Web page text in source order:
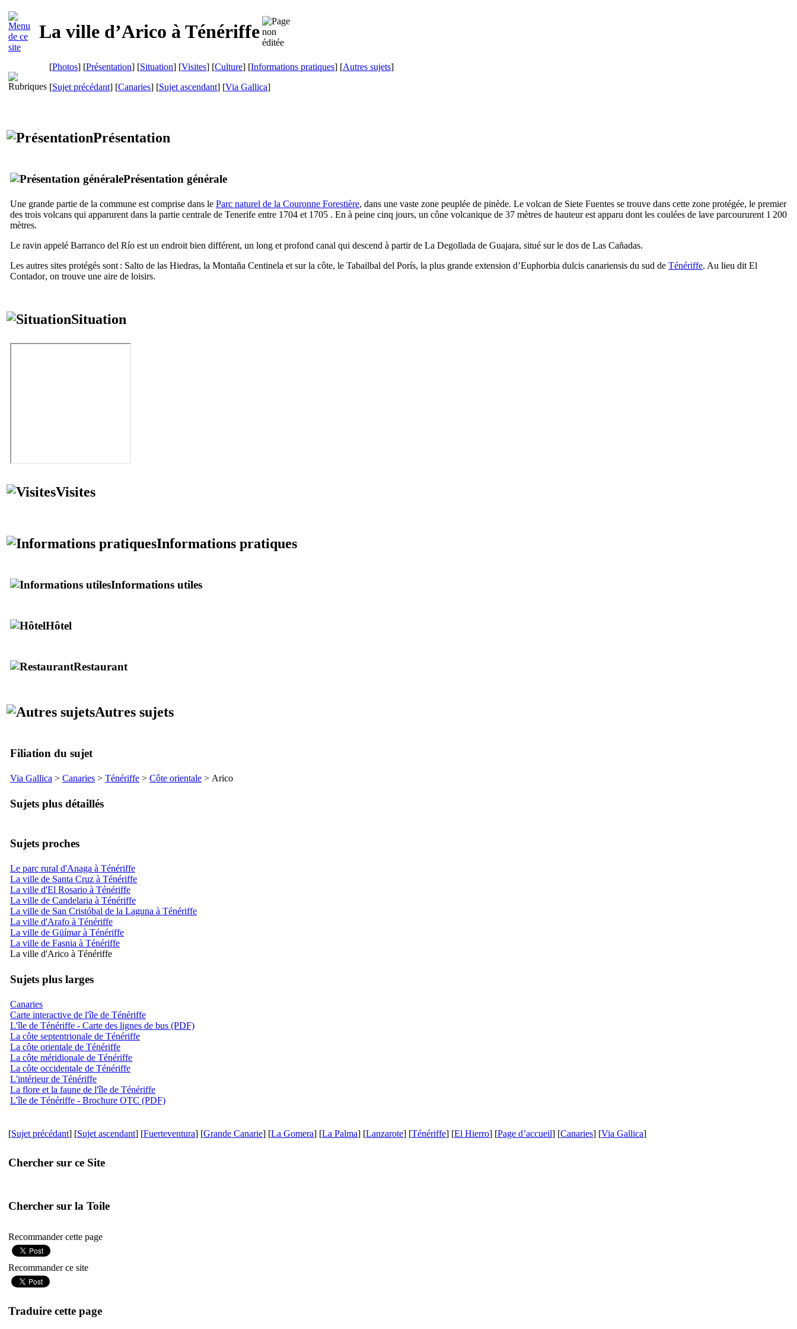
La ville d’Arico à Ténériffe
[Photos] [Présentation] [Situation] [Visites] [Culture] [Informations pratiques] [Autres sujets]
[Sujet précédant] [Canaries] [Sujet ascendant] [Via Gallica]
Présentation
Présentation générale
Une grande partie de la commune est comprise dans le Parc naturel de la Couronne Forestière, dans une vaste zone peuplée de pinède. Le volcan de Siete Fuentes se trouve dans cette zone protégée, le premier
des trois volcans qui apparurent dans la partie centrale de Tenerife entre 1704 et 1705 . En à peine cinq jours, un cône volcanique de 37 mètres de hauteur est apparu dont les coulées de lave parcoururent 1 200
mètres.
Le ravin appelé Barranco del Río est un endroit bien différent, un long et profond canal qui descend à partir de La Degollada de Guajara, situé sur le dos de Las Cañadas.
Les autres sites protégés sont : Salto de las Hiedras, la Montaña Centinela et sur la côte, le Tabailbal del Porís, la plus grande extension d’Euphorbia dulcis canariensis du sud de Ténériffe. Au lieu dit El
Contador, on trouve une aire de loisirs.
Situation
Visites
Informations pratiques
Informations utiles
Hôtel
Restaurant
Autres sujets
Filiation du sujet
Via Gallica > Canaries > Ténériffe > Côte orientale > Arico
Sujets plus détaillés
Sujets proches
Le parc rural d'Anaga à Ténériffe
La ville de Santa Cruz à Ténériffe
La ville d'El Rosario à Ténériffe
La ville de Candelaria à Ténériffe
La ville de San Cristóbal de la Laguna à Ténériffe
La ville d'Arafo à Ténériffe
La ville de Güímar à Ténériffe
La ville de Fasnia à Ténériffe
La ville d'Arico à Ténériffe
Sujets plus larges
Canaries
Carte interactive de l'île de Ténériffe
L'île de Ténériffe - Carte des lignes de bus (PDF)
La côte septentrionale de Ténériffe
La côte orientale de Ténériffe
La côte méridionale de Ténériffe
La côte occidentale de Ténériffe
L'intérieur de Ténériffe
La flore et la faune de l'île de Ténériffe
L'île de Ténériffe - Brochure OTC (PDF)
[Sujet précédant] [Sujet ascendant] [Fuerteventura] [Grande Canarie] [La Gomera] [La Palma] [Lanzarote] [Ténériffe] [El Hierro] [Page d’accueil] [Canaries] [Via Gallica]
Chercher sur ce Site
Chercher sur la Toile
Recommander cette page
Recommander ce site
Traduire cette page